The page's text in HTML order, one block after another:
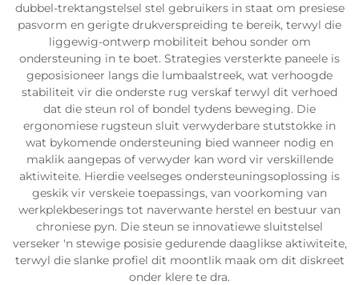
dubbel-trektangstelsel stel gebruikers in staat om presiese
pasvorm en gerigte drukverspreiding te bereik, terwyl die
liggewig-ontwerp mobiliteit behou sonder om
ondersteuning in te boet. Strategies versterkte paneele is
geposisioneer langs die lumbaalstreek, wat verhoogde
stabiliteit vir die onderste rug verskaf terwyl dit verhoed
dat die steun rol of bondel tydens beweging. Die
ergonomiese rugsteun sluit verwyderbare stutstokke in
wat bykomende ondersteuning bied wanneer nodig en
maklik aangepas of verwyder kan word vir verskillende
aktiwiteite. Hierdie veelseges ondersteuningsoplossing is
geskik vir verskeie toepassings, van voorkoming van
werkplekbeserings tot naverwante herstel en bestuur van
chroniese pyn. Die steun se innovatiewe sluitstelsel
verseker 'n stewige posisie gedurende daaglikse aktiwiteite,
terwyl die slanke profiel dit moontlik maak om dit diskreet
onder klere te dra.